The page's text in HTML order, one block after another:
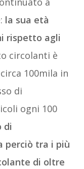
la sua età
rispetto agli
circolanti è
100mila in
di
ogni 100
di
perciò tra i più
di oltre